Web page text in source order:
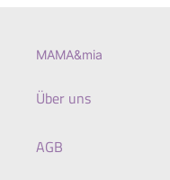
MAMA&mia
Über uns
AGB